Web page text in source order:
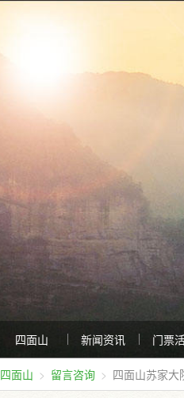
四面山 新闻资讯 门票
四面山 留言咨询 四面山苏家大